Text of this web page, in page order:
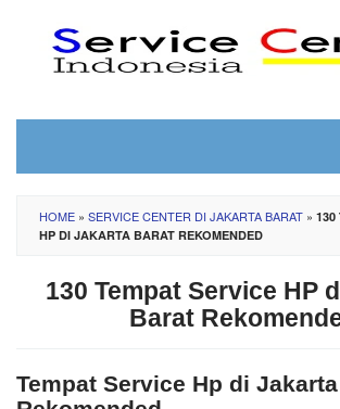
content
HOME » SERVICE CENTER DI JAKARTA BARAT » 130
HP DI JAKARTA BARAT REKOMENDED
130 Tempat Service HP
Barat
Tempat Service Hp di